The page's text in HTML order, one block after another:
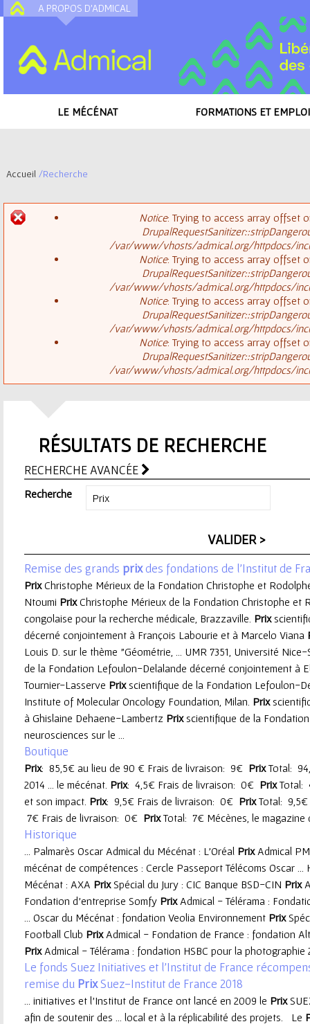
A PROPOS D'ADMICAL
LE MÉCÉNAT FORMATIONS ET
Accueil /Recherche
e
d
r
r
e
u
r
Notice: Trying to access array offset
/var/www/vhosts/admical.org/httpdocs/
Notice: Trying to access array offset
/var/www/vhosts/admical.org/httpdocs/
Notice: Trying to access array offset
/var/www/vhosts/admical.org/httpdocs/
Notice: Trying to access array offset
/var/www/vhosts/admical.org/httpdocs/
RÉSULTATS DE RECHERCHE
RECHERCHE AVANCÉE
Recherche
Remise des grands prixdes fondations de l'Institut de
PrixChristophe Mérieux de la Fondation Christophe et
Ntoumi PrixChristophe Mérieux de la Fondation Christophe et
congolaise pour la recherche médicale, Brazzaville. Prix
décerné conjointement à François Labourie et à Marcelo Viana
Louis D. sur le thème "Géométrie, ... UMR 7351, Université
de la Fondation Lefoulon-Delalande décerné conjointement à
Tournier-Lasserve Prixscientifique de la Fondation Lefoulon-
Institute of Molecular Oncology Foundation, Milan. Prix
à Ghislaine Dehaene-Lambertz Prixscientifique de la
neurosciences sur le ...
Boutique
Prix: 85,5€ au lieu de 90 € Frais de livraison: 9€ PrixTotal:
2014 ... le mécénat. Prix: 4,5€ Frais de livraison: 0€ PrixTotal:
et son impact. Prix: 9,5€ Frais de livraison: 0€ PrixTotal: 9,5€
7€ Frais de livraison: 0€ PrixTotal: 7€ Mécènes, le magazine
Historique
... Palmarès Oscar Admical du Mécénat : L'Oréal PrixAdmical
mécénat de compétences : Cercle Passeport Télécoms Oscar ...
Mécénat : AXA PrixSpécial du Jury : CIC Banque BSD-CIN Prix
Fondation d’entreprise Somfy PrixAdmical - Télérama :
... Oscar du Mécénat : fondation Veolia Environnement Prix
Football Club PrixAdmical - Fondation de France : fondation
PrixAdmical - Télérama : fondation HSBC pour la photographie
Le fonds Suez Initiatives et l’Institut de France
remise du PrixSuez-Institut de France 2018
... initiatives et l’Institut de France ont lancé en 2009 le Prix
afin de soutenir des ... local et à la réplicabilité des projets. Le